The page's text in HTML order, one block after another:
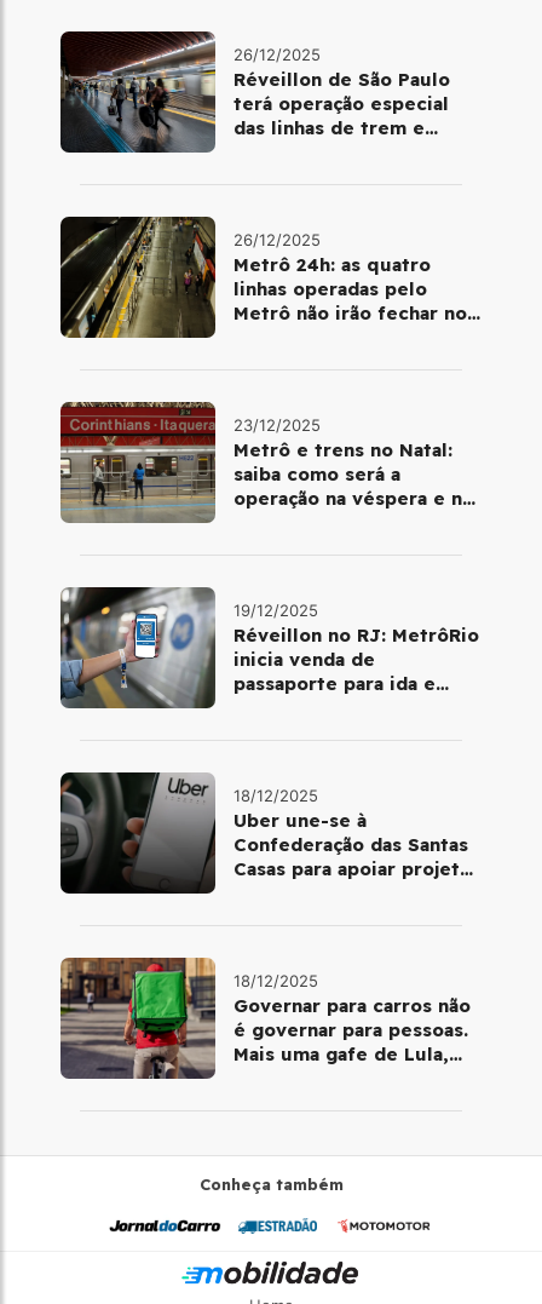
26/12/2025
Réveillon de São Paulo
terá operação especial
das linhas de trem e
26/12/2025
Metrô 24h: as quatro
linhas operadas pelo
Metrô não irão fechar no
23/12/2025
Metrô e trens no Natal:
saiba como será a
operação na véspera e no
19/12/2025
Réveillon no RJ: MetrôRio
inicia venda de
passaporte para ida e
18/12/2025
Uber une-se à
Confederação das Santas
Casas para apoiar projetos
18/12/2025
Governar para carros não
é governar para pessoas.
Mais uma gafe de Lula,
Conheça também